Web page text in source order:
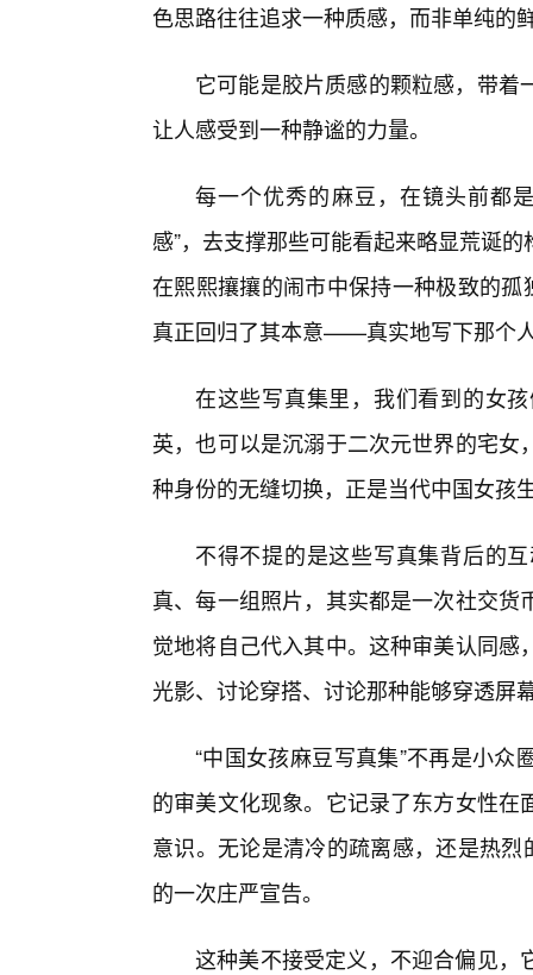
色思路往往追求一种质感，而非单纯的
它可能是胶片质感的颗粒感，带
让人感受到一种静谧的力量。
每一个优秀的麻豆，在镜头前都
感”，去支撑那些可能看起来略显荒诞
在熙熙攘攘的闹市中保持一种极致的
真正回归了其本意——真实地写下那个
在这些写真集里，我们看到的女
英，也可以是沉溺于二次元世界的宅
种身份的无缝切换，正是当代中国女孩
不得不提的是这些写真集背后的
真、每一组照片，其实都是一次社交
觉地将自己代入其中。这种审美认同
光影、讨论穿搭、讨论那种能够穿透屏
“中国女孩麻豆写真集”不再是小
的审美文化现象。它记录了东方女性
意识。无论是清冷的疏离感，还是热
的一次庄严宣告。
这种美不接受定义，不迎合偏见，